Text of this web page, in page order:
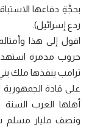
بحجَّةِ دفاعها
ردع إسرائيل).
اقول إلى هذا
حروب مدمرة
ترامب ينفذها ملك
على قادة الجمهورية
أهلها العرب
ونصف مليار مسلم